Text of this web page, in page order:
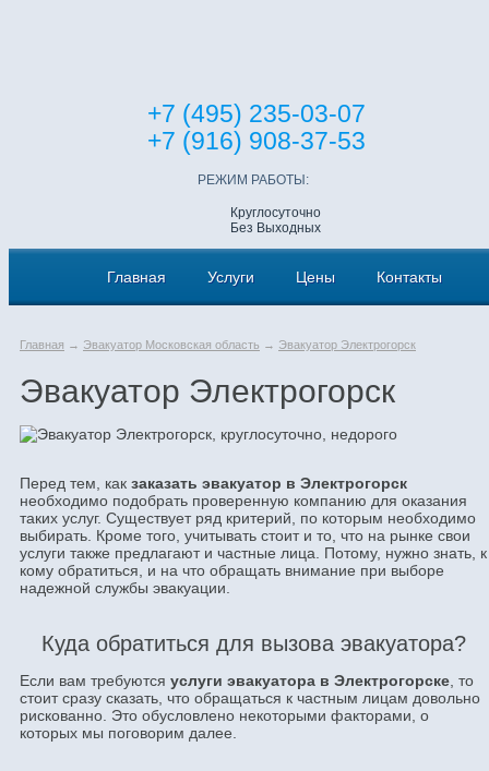
+7 (495) 235-03-07
+7 (916) 908-37-53
РЕЖИМ РАБОТЫ:
Круглосуточно
Без Выходных
Главная Услуги Цены Контакты
Главная → Эвакуатор Московская область → Эвакуатор Электрогорск
Эвакуатор Электрогорск
Перед тем, как заказать эвакуатор в Электрогорск
необходимо подобрать проверенную компанию для оказания
таких услуг. Существует ряд критерий, по которым необходимо
выбирать. Кроме того, учитывать стоит и то, что на рынке свои
услуги также предлагают и частные лица. Потому, нужно знать, к
кому обратиться, и на что обращать внимание при выборе
надежной службы эвакуации.
Куда обратиться для вызова эвакуатора?
Если вам требуются услуги эвакуатора в Электрогорске , то
стоит сразу сказать, что обращаться к частным лицам довольно
рискованно. Это обусловлено некоторыми факторами, о
которых мы поговорим далее.